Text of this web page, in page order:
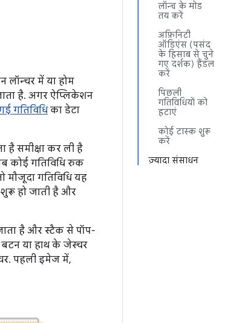
लॉन्च के मोड
तय करें
अफ़िनिटी
ऑडिएंस (पसंद
के हिसाब से चुने
गए दर्शक) हैंडल
करें
पिछली
गतिविधियों को
हटाएं
कोई टास्क शुरू
करें
ज़्यादा संसाधन
लॉन्चर में या होम
है. अगर ऐप्लिकेशन
गतिविधिका डेटा
है समीक्षा कर ली है
कोई गतिविधि रुक
मौजूदा गतिविधि यह
हो जाती है और
है और स्टैक से पॉप-
बटन या हाथ के जेस्चर
पहली इमेज में,